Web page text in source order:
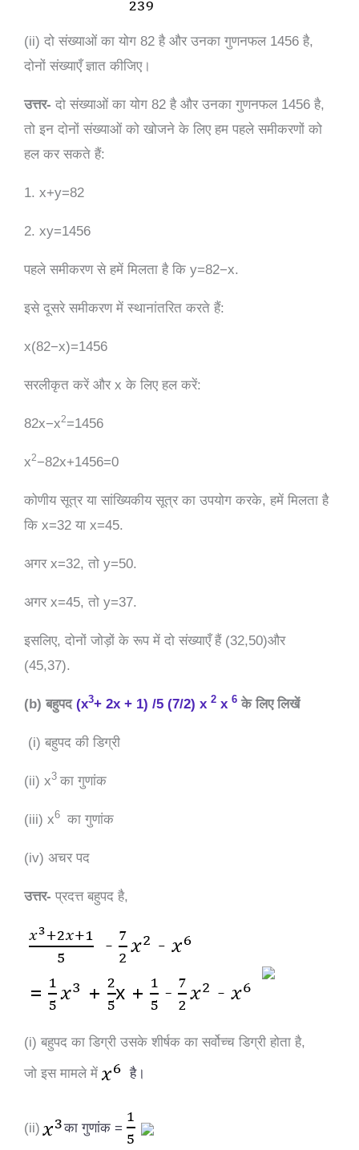
(ii) दो संख्याओं का योग 82 है और उनका गुणनफल 1456 है,
दोनों संख्याएँ ज्ञात कीजिए।
उत्तर- दो संख्याओं का योग 82 है और उनका गुणनफल 1456 है,
तो इन दोनों संख्याओं को खोजने के लिए हम पहले समीकरणों को
हल कर सकते हैं:
1. x+y=82
2. xy=1456
पहले समीकरण से हमें मिलता है कि y=82−x.
इसे दूसरे समीकरण में स्थानांतरित करते हैं:
x(82−x)=1456
सरलीकृत करें और x के लिए हल करें:
82x−x2=1456
x2−82x+1456=0
कोणीय सूत्र या सांख्यिकीय सूत्र का उपयोग करके, हमें मिलता है
कि x=32 या x=45.
अगर x=32, तो y=50.
अगर x=45, तो y=37.
इसलिए, दोनों जोड़ों के रूप में दो संख्याएँ हैं (32,50)और
(45,37).
(b) बहुपद (x3+ 2x + 1) /5 (7/2) x 2 x 6 के लिए लिखें
(i) बहुपद की डिग्री
(ii) x3 का गुणांक
(iii) x6 का गुणांक
(iv) अचर पद
उत्तर- प्रदत्त बहुपद है,
(i) बहुपद का डिग्री उसके शीर्षक का सर्वोच्च डिग्री होता है,
जो इस मामले में है।
(ii) कागुणांक =